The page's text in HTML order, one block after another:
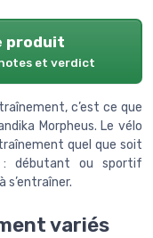
produit
et verdict
c’est ce que
Morpheus. Le vélo
quel que soit
débutant ou sportif
s’entraîner.
variés